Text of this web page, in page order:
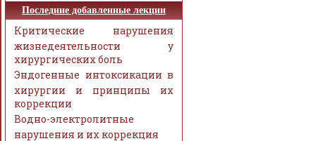
Последние добавленные лекции
Критические нарушения
жизнедеятельности у
хирургических боль
Эндогенные интоксикации в
хирургии и принципы их
коррекции
Водно-электролитные
нарушения и их коррекция